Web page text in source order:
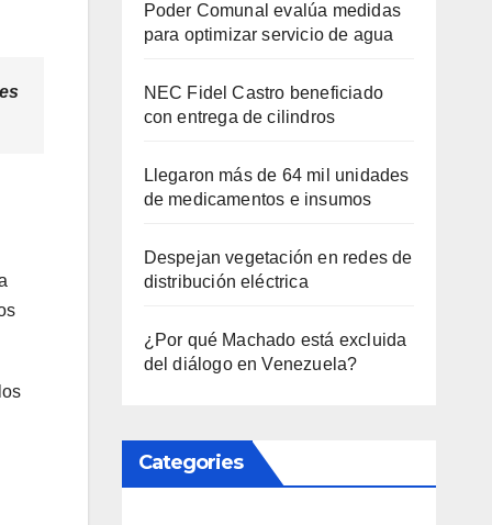
Poder Comunal evalúa medidas
para optimizar servicio de agua
NEC Fidel Castro beneficiado
con entrega de cilindros
Llegaron más de 64 mil unidades
de medicamentos e insumos
Despejan vegetación en redes de
distribución eléctrica
¿Por qué Machado está excluida
del diálogo en Venezuela?
Categories